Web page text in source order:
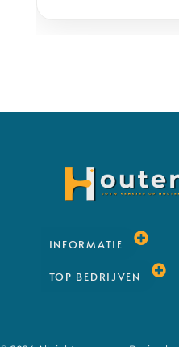
INFORMATIE
TOP BEDRIJVEN